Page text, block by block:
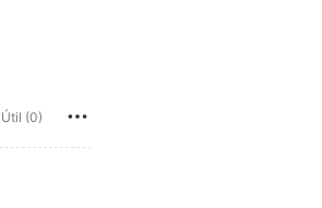
Útil (0)